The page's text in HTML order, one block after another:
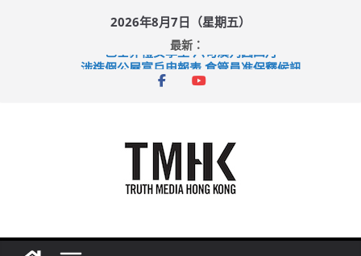
2026年8月7日（星期五）
最新：
巴士非禮女學生 六旬漢判囚四月
涉造假公屋富戶申報表 倉管員准保釋候訊
足球盛會次場激戰 祖雲達斯挫車路士